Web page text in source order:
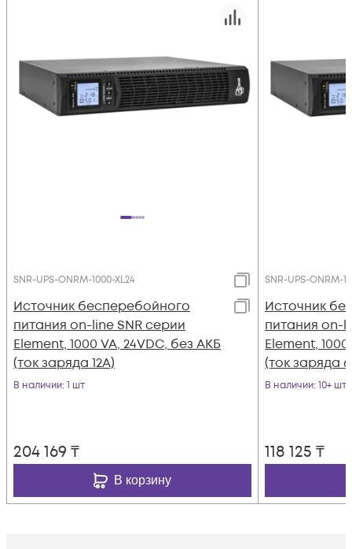
SNR-UPS-ONRM-1000-XL24
Источник бесперебойного
питания on-line SNR серии
Element, 1000 VA, 24VDC, без АКБ
(ток заряда 12А)
В наличии: 1 шт
204 169 ₸
В корзину
SNR-UPS-ONRM-
Источник
питания on-
Element,
(ток заряда
В наличии: 10+ шт
118 125 ₸